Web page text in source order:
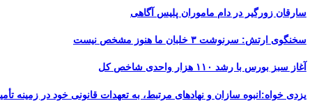
سارقان زورگیر در دام ماموران پلیس آگاهی
سخنگوی ارتش: سرنوشت ۳ خلبان ما هنوز مشخص نیست
آغاز سبز بورس با رشد ۱۱۰ هزار واحدی شاخص کل
یزدی خواه:انبوه سازان و نهادهای مرتبط، به تعهدات قانونی خود در زمینه